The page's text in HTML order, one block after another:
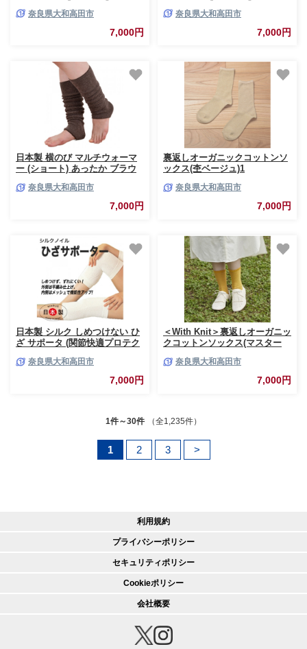
奈良県大和高田市
7,000円
奈良県大和高田市
7,000円
日本製 横のび マルチウォーマ
ー (ショート) あったか ブラウ
奈良県大和高田市
7,000円
裏返しオーガニックコットンソ
ックス(杢ベージュ)1
奈良県大和高田市
7,000円
日本製 シルク しめつけない ひ
ざ サポータ (関節快適プロテク
奈良県大和高田市
7,000円
＜With Knit＞裏返しオーガニッ
クコットンソックス(マスター
奈良県大和高田市
7,000円
1件～30件 （全1,235件）
1 2 3 >
利用規約
プライバシーポリシー
セキュリティポリシー
Cookieポリシー
会社概要